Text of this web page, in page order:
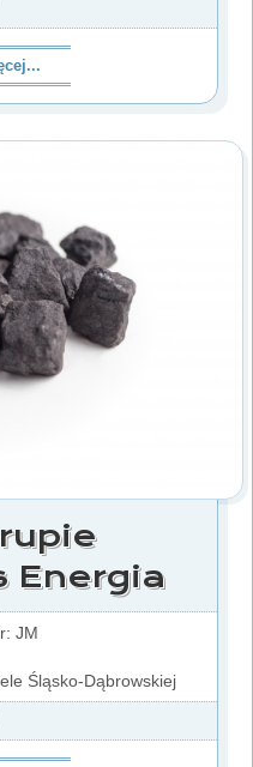
Energia
JM
Śląsko-Dąbrowskiej